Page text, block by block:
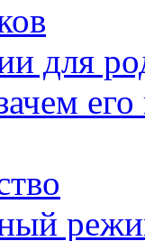
для